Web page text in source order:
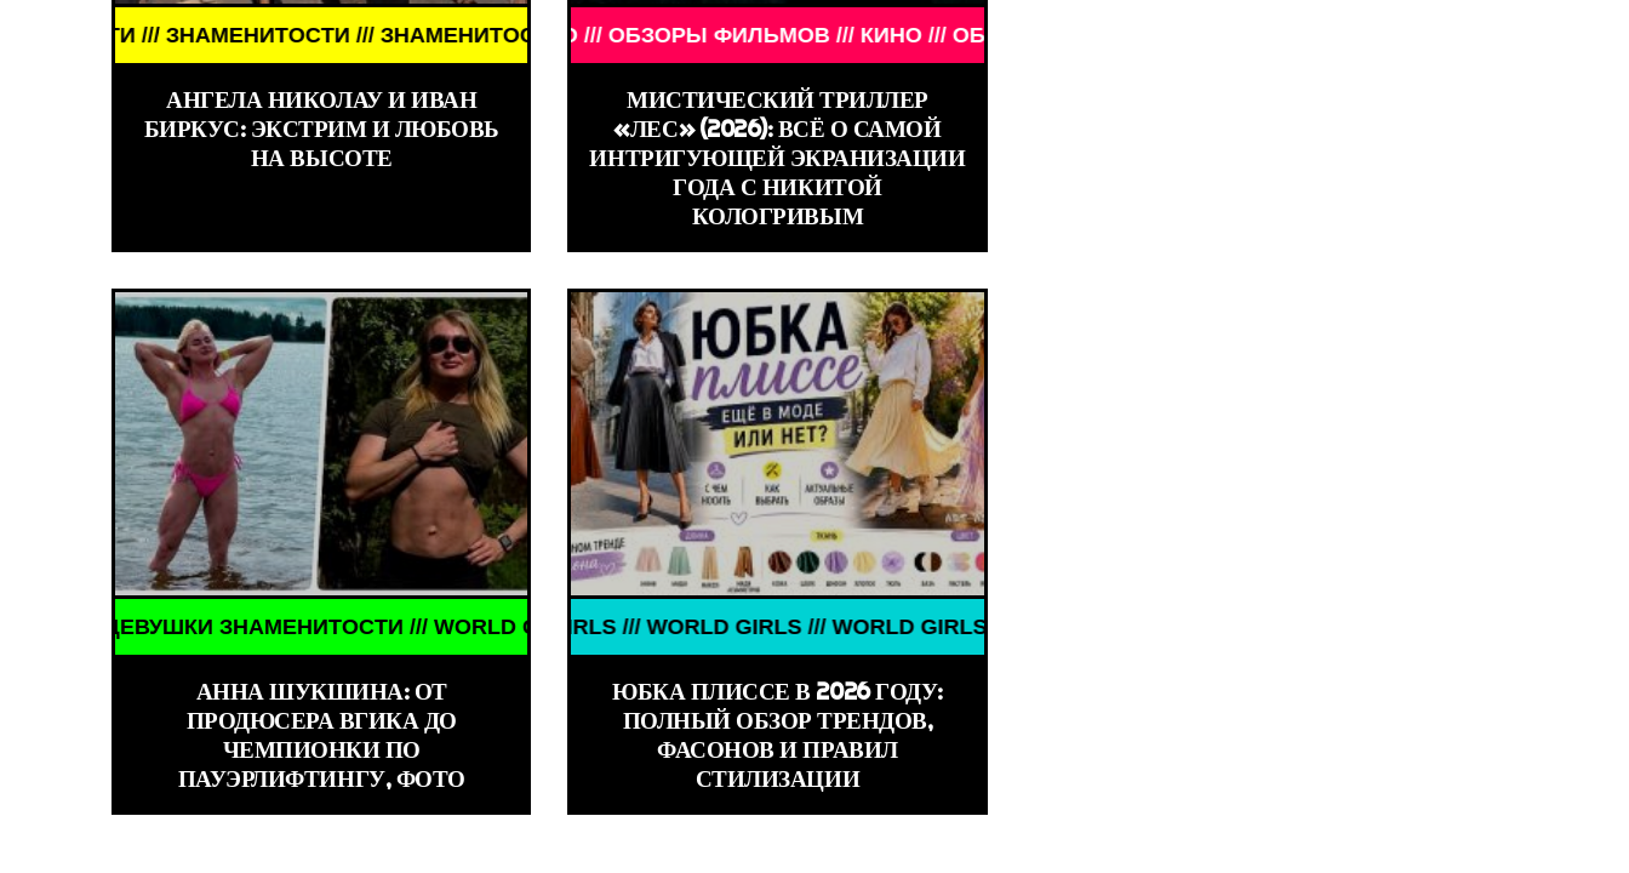
/// ЗНАМЕНИТОСТИ /// ЗНАМЕНИТОСТИ /// ЗНАМЕНИТОСТИ ///
АНГЕЛА НИКОЛАУ И ИВАН
БИРКУС: ЭКСТРИМ И ЛЮБОВЬ
НА ВЫСОТЕ
КИНО /// ОБЗОРЫ ФИЛЬМОВ /// КИНО /// ОБЗОРЫ ФИЛЬМОВ /// КИНО /// ОБЗОРЫ ФИЛЬМОВ /// КИНО /// ОБЗОРЫ ФИЛЬМОВ ///
МИСТИЧЕСКИЙ ТРИЛЛЕР
«ЛЕС» (2026): ВСЁ О САМОЙ
ИНТРИГУЮЩЕЙ ЭКРАНИЗАЦИИ
ГОДА С НИКИТОЙ
КОЛОГРИВЫМ
/// WORLD GIRLS /// ДЕВУШКИ ЗНАМЕНИТОСТИ /// WORLD GIRLS /// ДЕВУШКИ ЗНАМЕНИТОСТИ ///
АННА ШУКШИНА: ОТ
ПРОДЮСЕРА ВГИКА ДО
ЧЕМПИОНКИ ПО
ПАУЭРЛИФТИНГУ, ФОТО
WORLD GIRLS /// WORLD GIRLS /// WORLD GIRLS /// WORLD GIRLS ///
ЮБКА ПЛИССЕ В 2026 ГОДУ:
ПОЛНЫЙ ОБЗОР ТРЕНДОВ,
ФАСОНОВ И ПРАВИЛ
СТИЛИЗАЦИИ